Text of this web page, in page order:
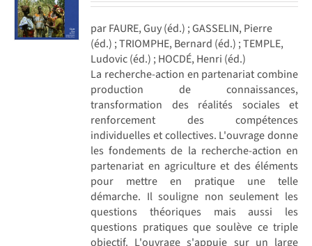
par FAURE, Guy (éd.) ; GASSELIN, Pierre
(éd.) ; TRIOMPHE, Bernard (éd.) ; TEMPLE,
Ludovic (éd.) ; HOCDÉ, Henri (éd.)
La recherche-action en partenariat combine
production de connaissances,
transformation des réalités sociales et
renforcement des compétences
individuelles et collectives. L'ouvrage donne
les fondements de la recherche-action en
partenariat en agriculture et des éléments
pour mettre en pratique une telle
démarche. Il souligne non seulement les
questions théoriques mais aussi les
questions pratiques que soulève ce triple
objectif. L'ouvrage s'appuie sur un large